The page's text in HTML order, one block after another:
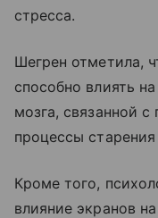
стресса.
Шегрен отметила,
способно влиять
мозга, связанной
процессы старения
Кроме того,
влияние экранов